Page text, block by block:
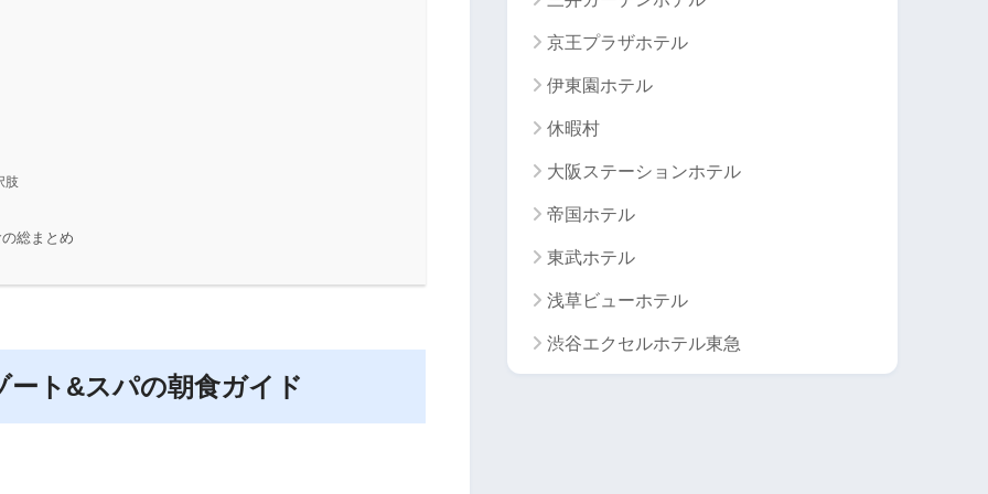
肢
総まとめ
ト&スパの朝食ガイド
京王プラザホテル
伊東園ホテル
休暇村
大阪ステーションホテル
帝国ホテル
東武ホテル
浅草ビューホテル
渋谷エクセルホテル東急